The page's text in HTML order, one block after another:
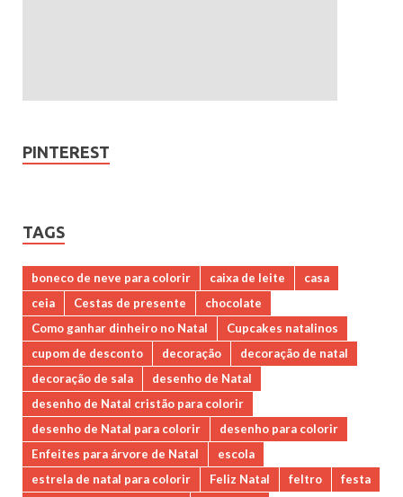
PINTEREST
TAGS
boneco de neve para colorir caixa de leite
casa
ceia
Cestas de presente
chocolate
Como ganhar dinheiro no Natal
Cupcakes natalinos
cupom de desconto
decoração
decoração de natal
decoração de sala
desenho de Natal
desenho de Natal cristão para colorir
desenho de Natal para colorir
desenho para colorir
Enfeites para árvore de Natal
escola
estrela de natal para colorir
Feliz Natal feltro
festa